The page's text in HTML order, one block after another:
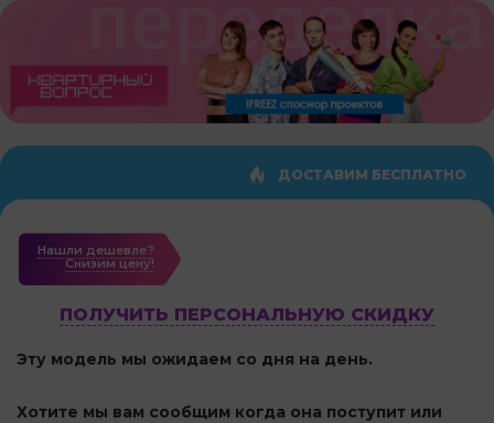
ДОСТАВИМ БЕСПЛАТНО
Нашли дешевле?
Cнизим цену!
ПОЛУЧИТЬ ПЕРСОНАЛЬНУЮ СКИДКУ
Эту модель мы ожидаем со дня на день.
Хотите мы вам сообщим когда она поступит или